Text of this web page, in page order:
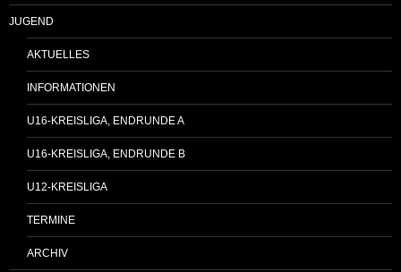
JUGEND
AKTUELLES
INFORMATIONEN
U16-KREISLIGA, ENDRUNDE A
U16-KREISLIGA, ENDRUNDE B
U12-KREISLIGA
TERMINE
ARCHIV